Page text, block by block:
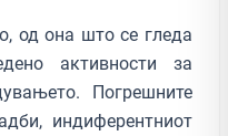
од она што се гледа
активности за
Погрешните
индиферентниот